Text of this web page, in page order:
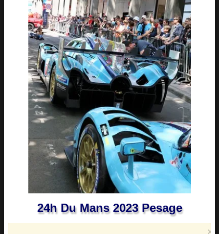
24h Du Mans 2023 Pesage
×